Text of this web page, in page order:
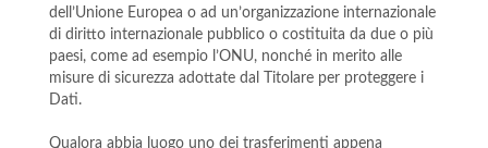
dell’Unione Europea o ad un’organizzazione internazionale
di diritto internazionale pubblico o costituita da due o più
paesi, come ad esempio l’ONU, nonché in merito alle
misure di sicurezza adottate dal Titolare per proteggere i
Dati.
Qualora abbia luogo uno dei trasferimenti appena